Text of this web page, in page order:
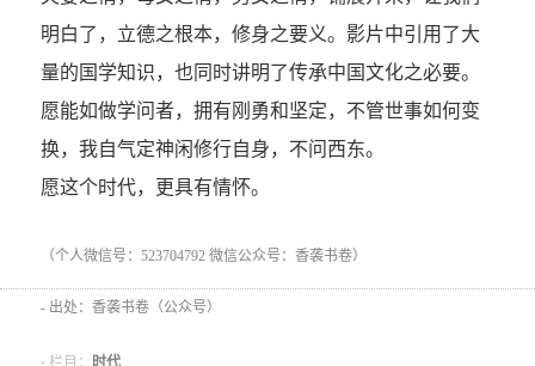
明白了，立德之根本，修身之要义。影片中引用了大
量的国学知识，也同时讲明了传承中国文化之必要。
愿能如做学问者，拥有刚勇和坚定，不管世事如何变
换，我自气定神闲修行自身，不问西东。
愿这个时代，更具有情怀。
（个人微信号：523704792 微信公众号：香袭书卷）
- 出处：香袭书卷（公众号）
- 栏目： 时代